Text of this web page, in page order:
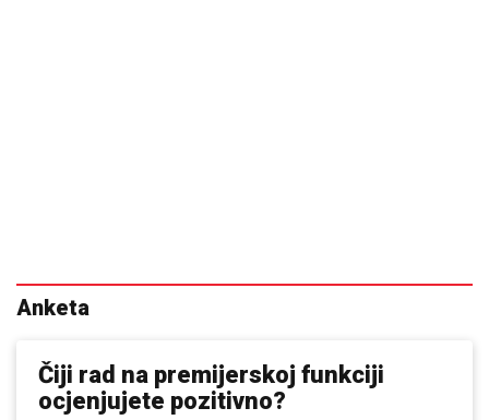
Anketa
Čiji rad na premijerskoj funkciji
ocjenjujete pozitivno?